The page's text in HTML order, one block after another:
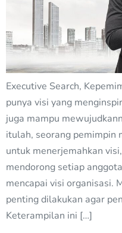
Executive Search,
punya visi yang
juga mampu
itulah, seorang pemimpin
untuk menerjemahkan
mendorong setiap
mencapai visi organisasi.
penting dilakukan agar
Keterampilan ini […]